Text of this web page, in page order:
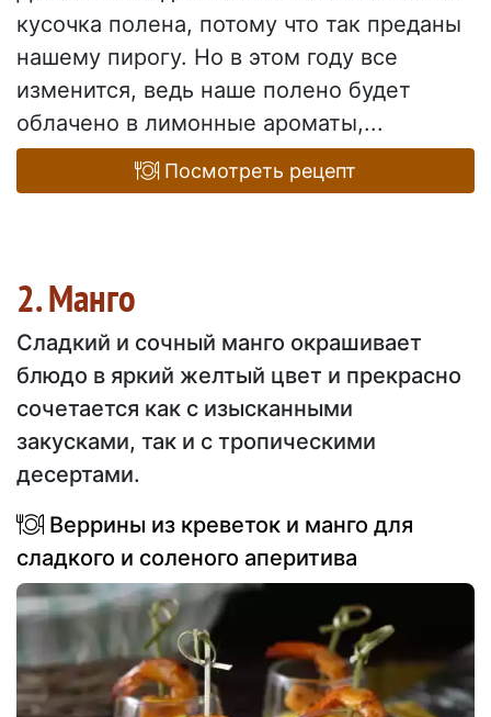
кусочка полена, потому что так преданы
нашему пирогу. Но в этом году все
изменится, ведь наше полено будет
облачено в лимонные ароматы,...
Посмотреть рецепт
2. Манго
Сладкий и сочный манго окрашивает
блюдо в яркий желтый цвет и прекрасно
сочетается как с изысканными
закусками, так и с тропическими
десертами.
Веррины из креветок и манго для
сладкого и соленого аперитива